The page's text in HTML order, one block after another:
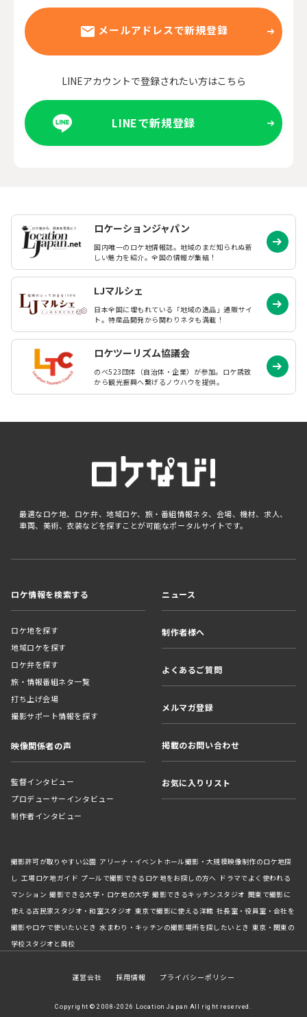
メールアドレスで新規登録
LINEアカウントで登録されたい方はこちら
LINEで新規登録
ロケーションジャパン
国内唯一のロケ地情報誌。地域のまだ知られぬ新
しい魅力を紹介。全国の情報が集結！
LJマルシェ
日本全国に埋もれている「地域の逸品」通販サイ
ト。特産品開発から関わりネタも満載！
ロケツーリズム協議会
のべ523団体（自治体・企業）が参加。ロケ誘致
から観光振興へ繋げるノウハウを提供。
最適なロケ地、ロケ弁、地域ロケ、旅・番組情報ネタ、会場、機材、求人、
車両、美術、衣装などを探すことが可能なポータルサイトです。
ロケ情報を検索する
ロケ地を探す
地域ロケを探す
ロケ弁を探す
旅・情報番組ネタ一覧
打ち上げ会場
撮影サポート情報を探す
映像関係者の声
監督インタビュー
プロデューサーインタビュー
制作者インタビュー
ニュース
制作者様へ
よくあるご質問
メルマガ登録
掲載のお問い合わせ
お気に入りリスト
撮影許可が取りやすい公園 アリーナ・イベントホール撮影・大規模映像制作のロケ地探
し 工場ロケ地ガイド プールで撮影できるロケ地をお探しの方へ ドラマでよく使われる
マンション 撮影できる大学・ロケ地の大学 撮影できるキッチンスタジオ 関東で撮影に
使える古民家スタジオ・和室スタジオ 東京で撮影に使える洋館 社長室・役員室・会社を
撮影やロケで使いたいとき 水まわり・キッチンの撮影場所を探したいとき 東京・関東の
学校スタジオと廃校
運営会社 採用情報 プライバシーポリシー
Copyright © 2008-2026 Location Japan All right reserved.